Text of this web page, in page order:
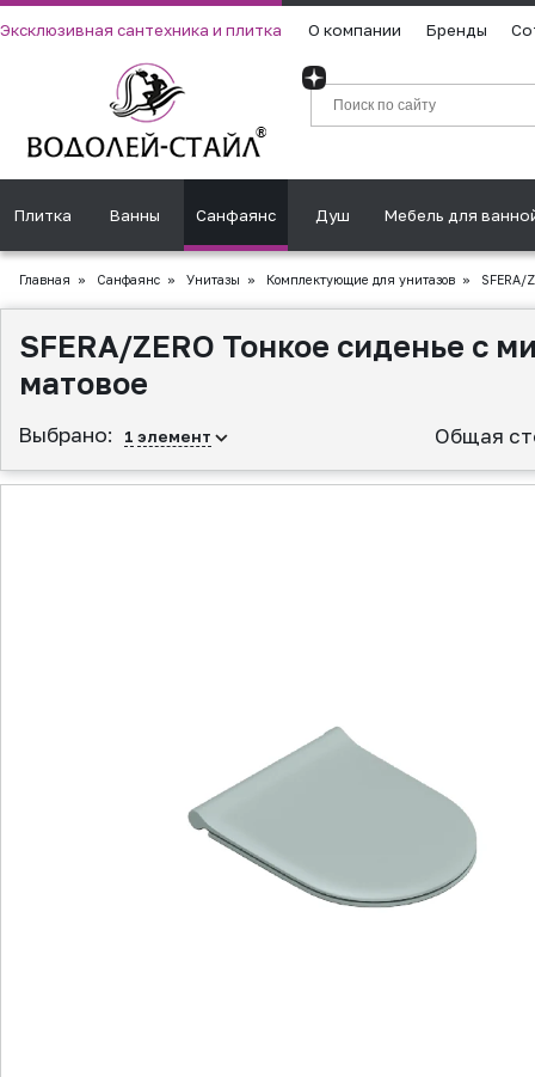
Эксклюзивная сантехника и плитка О компании Бренды
Плитка Ванны Санфаянс Душ Мебель для
Главная » Санфаянс » Унитазы » Комплектующие для унитазов » SFERA/
SFERA/ZERO Тонкое сиденье с
матовое
Выбрано: 1 элемент Общая